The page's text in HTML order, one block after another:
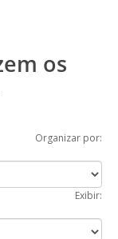
os
Organizar por:
Exibir: